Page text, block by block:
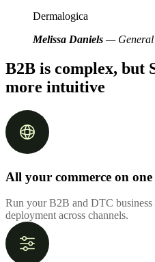
Dermalogica
Melissa Daniels — General
B2B is complex, but
more intuitive
All your commerce on
Run your B2B and DTC business
deployment across channels.